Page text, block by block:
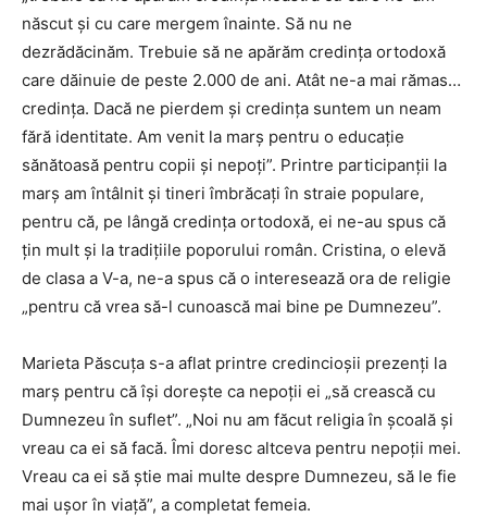
născut şi cu care mergem înainte. Să nu ne
dezrădăcinăm. Trebuie să ne apărăm credinţa ortodoxă
care dăinuie de peste 2.000 de ani. Atât ne-a mai rămas…
credinţa. Dacă ne pierdem şi credinţa suntem un neam
fără identitate. Am venit la marş pentru o educaţie
sănătoasă pentru copii şi nepoţi”. Printre participanţii la
marş am întâlnit şi tineri îmbrăcaţi în straie populare,
pentru că, pe lângă credinţa ortodoxă, ei ne-au spus că
ţin mult şi la tradiţiile poporului român. Cristina, o elevă
de clasa a V-a, ne-a spus că o interesează ora de religie
„pentru că vrea să-l cunoască mai bine pe Dumnezeu”.
Marieta Păscuţa s-a aflat printre credincioşii prezenţi la
marş pentru că îşi doreşte ca nepoţii ei „să crească cu
Dumnezeu în suflet”. „Noi nu am făcut religia în şcoală şi
vreau ca ei să facă. Îmi doresc altceva pentru nepoţii mei.
Vreau ca ei să ştie mai multe despre Dumnezeu, să le fie
mai uşor în viaţă”, a completat femeia.